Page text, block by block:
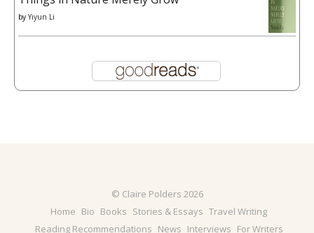
by Yiyun Li
© Claire Polders 2026
Home Bio Books Stories & Essays Travel Writing
Reading Recommendations News Interviews For Writers